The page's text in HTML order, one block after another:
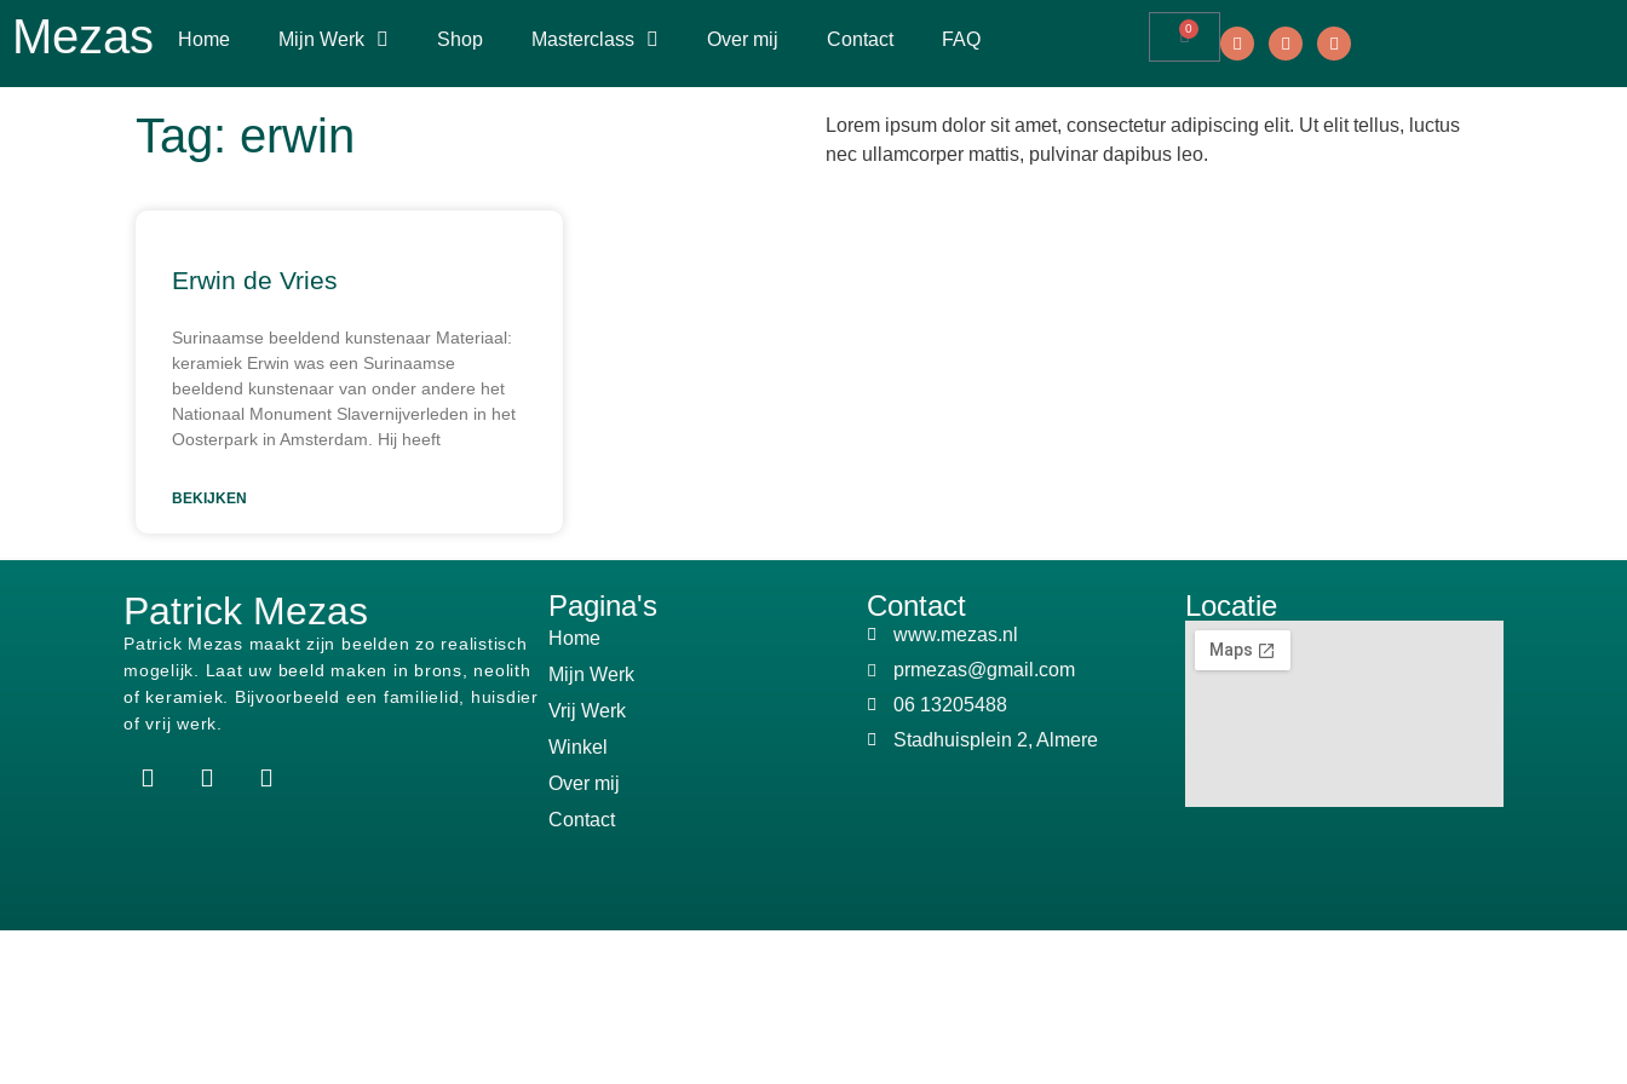
Mezas Home Mijn Werk Shop Masterclass Over mij Contact FAQ
0
Tag: erwin
Lorem ipsum dolor sit amet, consectetur adipiscing elit. Ut elit tellus, luctus
nec ullamcorper mattis, pulvinar dapibus leo.
Erwin de Vries
Surinaamse beeldend kunstenaar Materiaal:
keramiek Erwin was een Surinaamse
beeldend kunstenaar van onder andere het
Nationaal Monument Slavernijverleden in het
Oosterpark in Amsterdam. Hij heeft
BEKIJKEN
Patrick Mezas
Patrick Mezas maakt zijn beelden zo realistisch
mogelijk. Laat uw beeld maken in brons, neolith
of keramiek.
Bijvoorbeeld een familielid, huisdier
of vrij werk.
Pagina's
Home
Mijn Werk
Vrij Werk
Winkel
Over mij
Contact
Contact
www.mezas.nl
prmezas@gmail.com
06 13205488
Stadhuisplein 2, Almere
Locatie